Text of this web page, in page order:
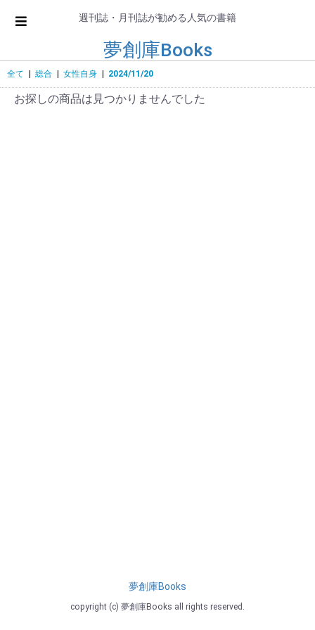
週刊誌・月刊誌が勧める人気の書籍
夢創庫Books
全て 総合 女性自身 2024/11/20
お探しの商品は見つかりませんでした
夢創庫Books
copyright (c) 夢創庫Books all rights reserved.